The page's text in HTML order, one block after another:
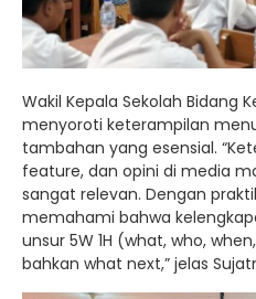
Wakil Kepala Sekolah Bidang
menyoroti keterampilan
tambahan yang esensial.
feature, dan opini di media
sangat relevan. Dengan
memahami bahwa
unsur 5W 1H (what, who,
bahkan what next,” jelas